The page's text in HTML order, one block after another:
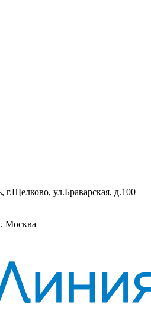
г.Щелково, ул.Браварская, д.100
Москва